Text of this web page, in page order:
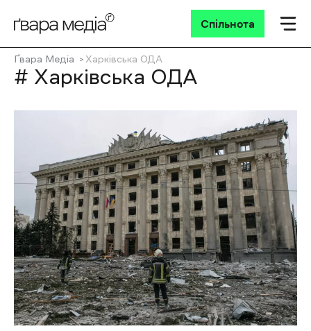
Спільнота
Ґвара Медіа Харківська ОДА
# Харківська ОДА